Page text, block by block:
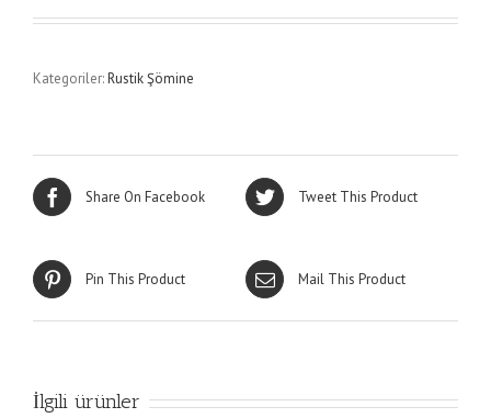
Kategoriler:Rustik Şömine
Share On Facebook Tweet This Product
Pin This Product Mail This Product
İlgili ürünler